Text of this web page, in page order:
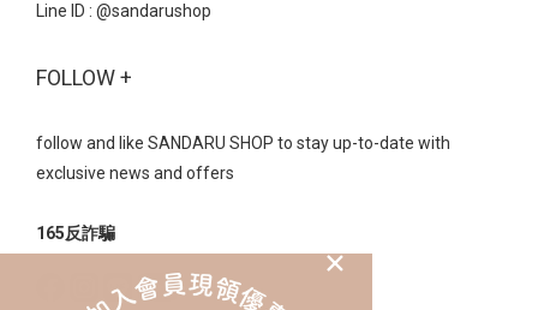
Line ID : @sandarushop
FOLLOW +
follow and like SANDARU SHOP to stay up-to-date with
exclusive news and offers
165反詐騙